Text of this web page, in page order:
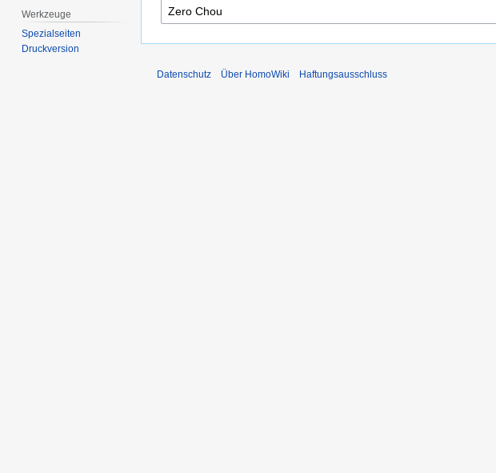
Werkzeuge
Spezialseiten
Druckversion
Datenschutz Über HomoWiki Haftungsausschluss